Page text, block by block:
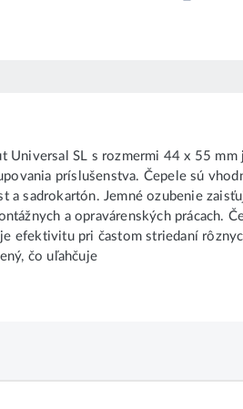
SL s rozmermi 44 x 55 mm
príslušenstva. Čepele sú
sadrokartón. Jemné ozubenie
a opravárenských prácach.
efektivitu pri častom striedaní
čo uľahčuje